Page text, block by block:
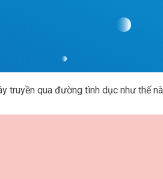
truyền qua đường tình dục như thế